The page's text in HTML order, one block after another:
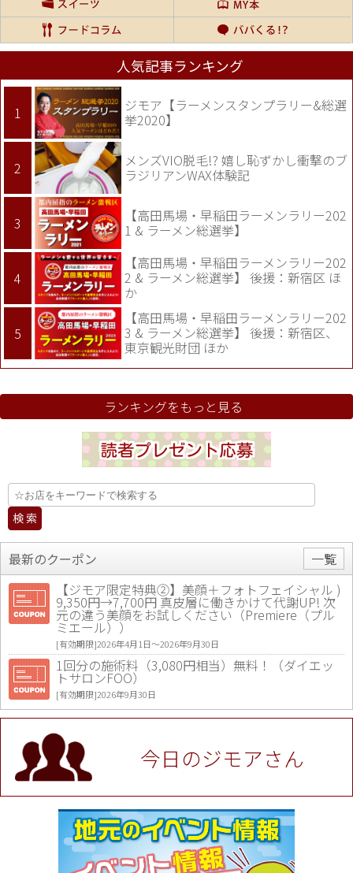
人気記事ランキング
ジモア【ラーメンスタンプラリー&総選
挙2020】
メンズVIO脱毛!? 嬉し恥ずかし衝撃のブ
ラジリアンWAX体験記
【高田馬場・早稲田ラーメンラリー202
1 & ラーメン総選挙】
【高田馬場・早稲田ラーメンラリー202
2 & ラーメン総選挙】 後援：新宿区 ほ
か
【高田馬場・早稲田ラーメンラリー202
3 & ラーメン総選挙】 後援：新宿区、
東京観光財団 ほか
ランキングをもっと見る
最新のクーポン
一覧
【ジモア限定特典②】美顔＋フォトフェイシャル )
9,350円→7,700円 真皮層に働きかけて代謝UP! 次
元の違う美顔をお試しください（Premiere（プル
ミエール））
[有効期限]2026年4月1日〜2026年9月30日
1回分の施術料（3,080円相当）無料！（ダイエッ
トサロンFOO）
[有効期限]2026年9月30日
値段提示後「ジモア見た」で更に買い取り金額 U
P！※チケットと新品商品は除く（大黒屋 高田馬場
駅前店）
[有効期限]2026年9月30日
★ジモア限定特典★ お会計より全品5％OFF（ナチ
ュラル＆ハンドメイドショップ［マキマキ］）
[有効期限]2026年9月30日まで
【ジモア限定①】初回割引 特価 VIO脱毛11,000円
⇒8,800円（メンズ専門ワックス脱毛サロン Mickle
（ミックル））
今日のジモアさん